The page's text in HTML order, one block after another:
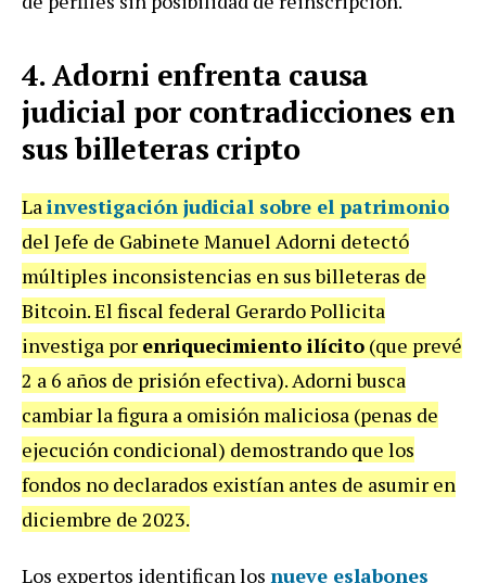
4. Adorni enfrenta causa
judicial por contradicciones en
sus billeteras cripto
Lainvestigación judicial sobre el patrimonio
del Jefe de Gabinete Manuel Adorni detectó
múltiples inconsistencias en sus billeteras de
Bitcoin. El fiscal federal Gerardo Pollicita
investiga por enriquecimiento ilícito (que prevé
2 a 6 años de prisión efectiva). Adorni busca
cambiar la figura a omisión maliciosa (penas de
ejecución condicional) demostrando que los
fondos no declarados existían antes de asumir en
diciembre de 2023.
Los expertos identifican los nueve eslabones